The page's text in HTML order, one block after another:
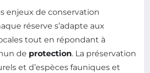
enjeux de conservation
réserve s’adapte aux
tout en répondant à
de protection. La préservation
et d’espèces fauniques et